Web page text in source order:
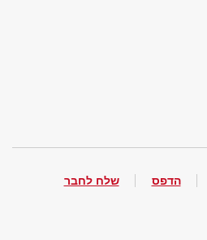
הדפס שלח לחבר